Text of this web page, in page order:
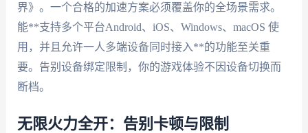
界》。一个合格的加速方案必须覆盖你的全场景需求。
能**支持多个平台Android、iOS、Windows、macOS 使
用，并且允许一人多端设备同时接入**的功能至关重
要。告别设备绑定限制，你的游戏体验不因设备切换而
断档。
无限火力全开：告别卡顿与限制